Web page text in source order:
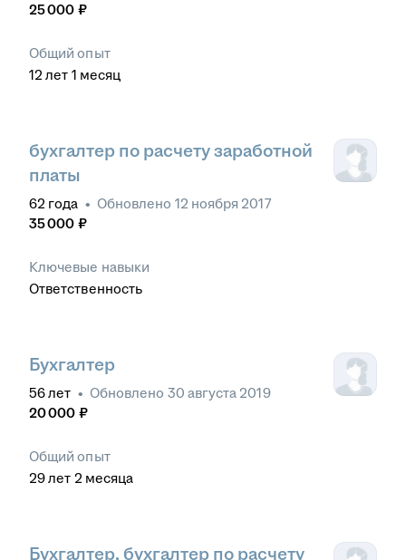
25 000 ₽
Общий опыт
12 лет 1 месяц
бухгалтер по расчету заработной
платы
62 года • Обновлено 12 ноября 2017
35 000 ₽
Ключевые навыки
Ответственность
Бухгалтер
56лет • Обновлено 30 августа 2019
20 000 ₽
Общий опыт
29лет 2 месяца
Бухгалтер, бухгалтер по расчету